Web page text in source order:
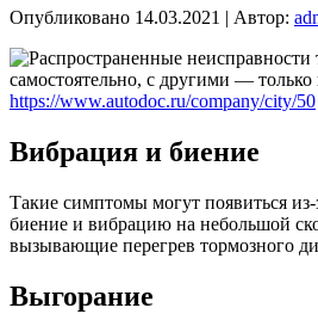
Опубликовано 14.03.2021 | Автор:
самостоятельно, с другими —
https://www.autodoc.ru/company/city/50
Вибрация и биение
Такие симптомы могут появиться
биение и вибрацию на небольшой
вызывающие перегрев тормозного
Выгорание